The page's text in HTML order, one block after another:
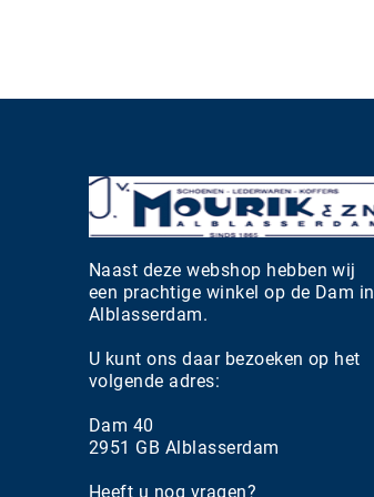
Naast deze webshop hebben wij
een prachtige winkel op de Dam in
Alblasserdam.
U kunt ons daar bezoeken op het
volgende adres:
Dam 40
2951 GB Alblasserdam
Heeft u nog vragen?